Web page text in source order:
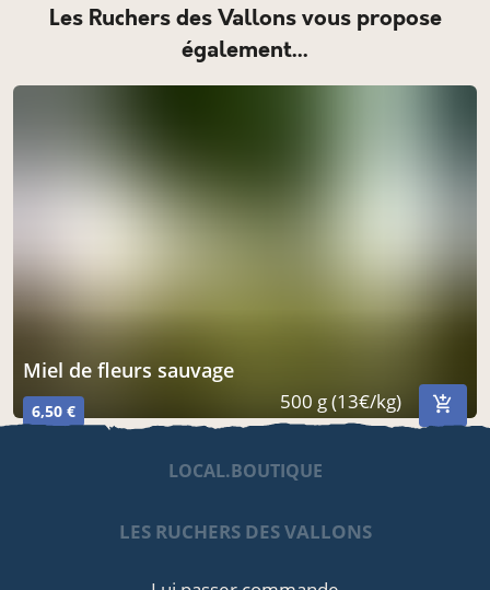
Les Ruchers des Vallons vous propose
également...
miel de fleurs sauvage
6,50 € 500 g (13€/kg)
LOCAL.BOUTIQUE
LES RUCHERS DES VALLONS